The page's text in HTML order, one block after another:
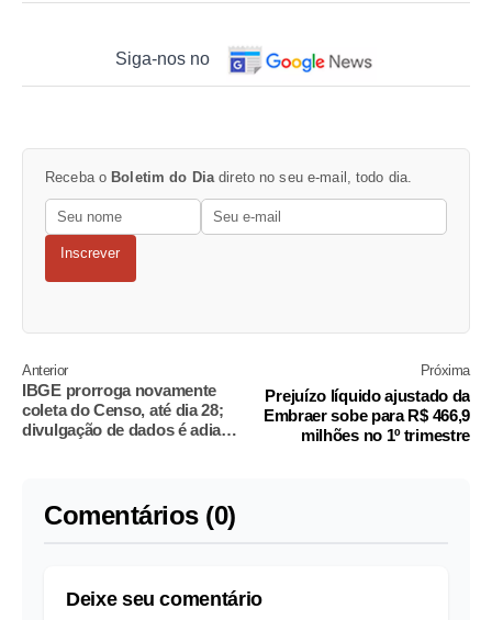
Siga-nos no
Receba o Boletim do Diadireto no seu e-mail, todo dia.
Inscrever
Anterior
IBGE prorroga novamente
coleta do Censo, até dia 28;
divulgação de dados é adiada
Próxima
Prejuízo líquido ajustado da
Embraer sobe para R$ 466,9
milhões no 1º trimestre
Comentários (0)
Deixe seu comentário